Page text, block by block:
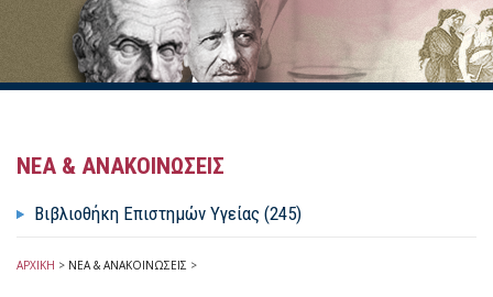
ΝΕΑ & ΑΝΑΚΟΙΝΩΣΕΙΣ
Βιβλιοθήκη Επιστημών Υγείας (245)
ΑΡΧΙΚΗ > ΝΕΑ & ΑΝΑΚΟΙΝΩΣΕΙΣ >